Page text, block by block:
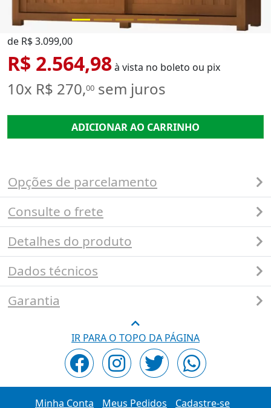
de R$ 3.099,00
R$ 2.564,98à vista no boleto ou pix
10x R$ 270,00 sem juros
ADICIONAR AO CARRINHO
Opções de parcelamento
Consulte o frete
Detalhes do produto
Dados técnicos
Garantia
IR PARA O TOPO DA PÁGINA
Minha Conta Meus Pedidos Cadastre-se